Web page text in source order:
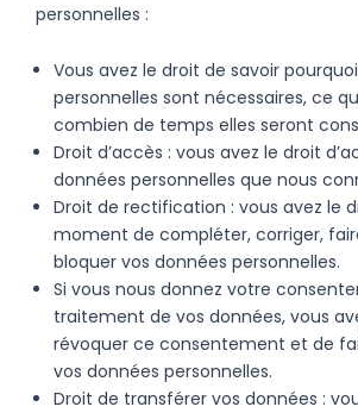
personnelles :
Vous avez le droit de savoir
personnelles sont nécessaires, ce
combien de temps elles seront
Droit d’accès : vous avez le droit
données personnelles que nous
Droit de rectification : vous avez le
moment de compléter, corriger,
bloquer vos données personnelles.
Si vous nous donnez votre
traitement de vos données, vous
révoquer ce consentement et de
vos données personnelles.
Droit de transférer vos données :